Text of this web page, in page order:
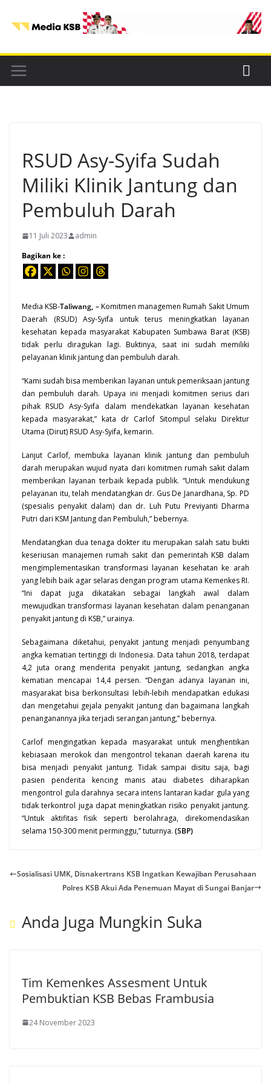
content
RSUD Asy-Syifa Sudah
Miliki Klinik Jantung dan
Pembuluh Darah
11 Juli 2023
admin
Bagikan ke :
Media KSB-Taliwang, –Komitmen managemen Rumah Sakit Umum
Daerah (RSUD) Asy-Syifa untuk terus meningkatkan layanan
kesehatan kepada masyarakat Kabupaten Sumbawa Barat (KSB)
tidak perlu diragukan lagi. Buktinya, saat ini sudah memiliki
pelayanan klinik jantung dan pembuluh darah.
“Kami sudah bisa memberikan layanan untuk pemeriksaan jantung
dan pembuluh darah. Upaya ini menjadi komitmen serius dari
pihak RSUD Asy-Syifa dalam mendekatkan layanan kesehatan
kepada masyarakat,” kata dr Carlof Sitompul selaku Direktur
Utama (Dirut) RSUD Asy-Syifa, kemarin.
Lanjut Carlof, membuka layanan klinik jantung dan pembuluh
darah merupakan wujud nyata dari komitmen rumah sakit dalam
memberikan layanan terbaik kepada publik. “Untuk mendukung
pelayanan itu, telah mendatangkan dr. Gus De Janardhana, Sp. PD
(spesialis penyakit dalam) dan dr. Luh Putu Previyanti Dharma
Putri dari KSM Jantung dan Pembuluh,” bebernya.
Mendatangkan dua tenaga dokter itu merupakan salah satu bukti
keseriusan manajemen rumah sakit dan pemerintah KSB dalam
mengimplementasikan transformasi layanan kesehatan ke arah
yang lebih baik agar selaras dengan program utama Kemenkes RI.
“Ini dapat juga dikatakan sebagai langkah awal dalam
mewujudkan transformasi layanan kesehatan dalam penanganan
penyakit jantung di KSB,” urainya.
Sebagaimana diketahui, penyakit jantung menjadi penyumbang
angka kematian tertinggi di Indonesia. Data tahun 2018, terdapat
4,2 juta orang menderita penyakit jantung, sedangkan angka
kematian mencapai 14,4 persen. “Dengan adanya layanan ini,
masyarakat bisa berkonsultasi lebih-lebih mendapatkan edukasi
dan mengetahui gejala penyakit jantung dan bagaimana langkah
penanganannya jika terjadi serangan jantung,” bebernya.
Carlof mengingatkan kepada masyarakat untuk menghentikan
kebiasaan merokok dan mengontrol tekanan daerah karena itu
bisa menjadi penyakit jantung. Tidak sampai disitu saja, bagi
pasien penderita kencing manis atau diabetes diharapkan
mengontrol gula darahnya secara intens lantaran kadar gula yang
tidak terkontrol juga dapat meningkatkan risiko penyakit jantung.
“Untuk aktifitas fisik seperti berolahraga, direkomendasikan
selama 150-300 menit perminggu,” tuturnya. (SBP)
Sosialisasi UMK, Disnakertrans KSB Ingatkan Kewajiban Perusahaan
Polres KSB Akui Ada Penemuan Mayat di Sungai Banjar
Anda Juga Mungkin Suka
Tim Kemenkes Assesment Untuk
Pembuktian KSB Bebas Frambusia
24 November 2023